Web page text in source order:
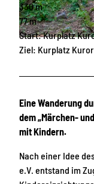
© Robert Michael |
330 m
77 m
Start: Kurplatz
Ziel: Kurplatz
Eine Wanderung
dem „Märchen-
mit Kindern.
Nach einer Idee
e.V. entstand im